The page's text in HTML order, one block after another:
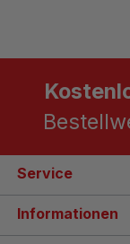
Service
Informationen